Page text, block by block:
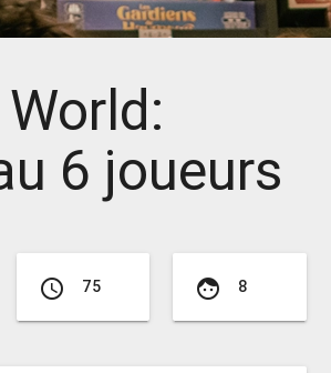
6 joueurs
access_time 75 face 8